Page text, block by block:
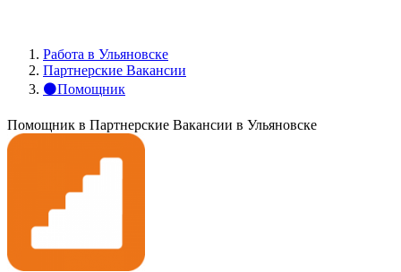
Работа в Ульяновске
Партнерские Вакансии
⚫Помощник
Помощник в Партнерские Вакансии в Ульяновске